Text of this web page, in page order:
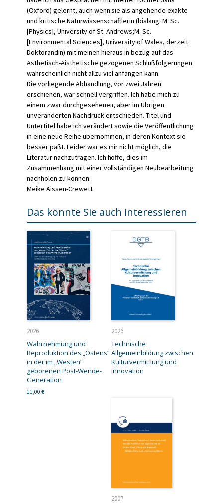
(Oxford) gelernt, auch wenn sie als angehende exakte
und kritische Naturwissenschaft­lerin (bislang: M. Sc.
[Physics], University of St. Andrews;M. Sc.
[Environmental Sciences], University of Wales, derzeit
Dokto­randin) mit meinen hieraus in bezug auf das
Ästhetisch-Aisthe­tische gezogenen Schlußfolgerungen
wahrscheinlich nicht allzu viel anfangen kann.
Die vorliegende Abhandlung, vor zwei Jahren
erschienen, war schnell vergriffen. Ich habe mich zu
einem zwar durchgesehenen, aber im Übrigen
unveränderten Nachdruck entschieden. Titel und
Untertitel habe ich verändert sowie die Veröffentlichung
in eine neue Reihe übernommen, in deren Kontext sie
besser paßt. Leider war es mir nicht möglich, die
Literatur nachzutragen. Ich hoffe, dies im
Zusammenhang mit einer vollständigen Neubearbeitung
nachholen zu können.
Meike Aissen-Crewett
Das könnte Sie auch interessieren
2026
Wahrnehmung und
Reproduktion des „Ostens“
in der im „Westen“
geborenen Post-Wende-
Generation
11,00 €
2026
Technische
Allgemeinbildung zwischen
Kulturvermittlung und
Innovation
2007